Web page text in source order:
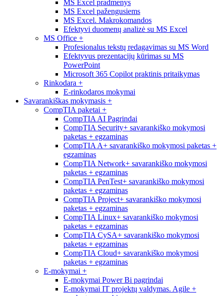
MS Excel pradmenys
MS Excel pažengusiems
MS Excel. Makrokomandos
Efektyvi duomenų analizė su MS Excel
MS Office +
Profesionalus tekstų redagavimas su MS Word
Efektyvus prezentacijų kūrimas su MS
PowerPoint
Microsoft 365 Copilot praktinis pritaikymas
Rinkodara +
E-rinkodaros mokymai
Savarankiškas mokymasis +
CompTIA paketai +
CompTIA AI Pagrindai
CompTIA Security+ savarankiško mokymosi
paketas + egzaminas
CompTIA A+ savarankiško mokymosi paketas +
egzaminas
CompTIA Network+ savarankiško mokymosi
paketas + egzaminas
CompTIA PenTest+ savarankiško mokymosi
paketas + egzaminas
CompTIA Project+ savarankiško mokymosi
paketas + egzaminas
CompTIA Linux+ savarankiško mokymosi
paketas + egzaminas
CompTIA CySA+ savarankiško mokymosi
paketas + egzaminas
CompTIA Cloud+ savarankiško mokymosi
paketas + egzaminas
E-mokymai +
E-mokymai Power Bi pagrindai
E-mokymai IT projektų valdymas. Agile +